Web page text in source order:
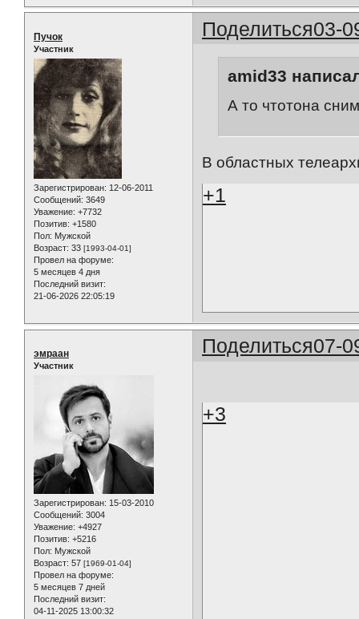
Поделиться03-
Пучок
Участник
Зарегистрирован: 12-06-2011
Сообщений: 3649
Уважение: +7732
Позитив: +1580
Пол: Мужской
Возраст: 33 [1993-04-01]
Провел на форуме:
5 месяцев 4 дня
Последний визит:
21-06-2026 22:05:19
amid33
А то чтотона
В областных
+1
Поделиться07-
эмраан
Участник
Зарегистрирован: 15-03-2010
Сообщений: 3004
Уважение: +4927
Позитив: +5216
Пол: Мужской
Возраст: 57 [1969-01-04]
Провел на форуме:
5 месяцев 7 дней
Последний визит:
04-11-2025 13:00:32
+3